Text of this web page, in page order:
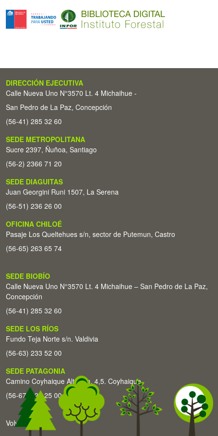
DIRECCIÓN EJECUTIVA
Calle Nueva Uno N°3570 Lt. 4 Michaihue -
San Pedro de La Paz, Concepción
(56-41) 285 32 60
SEDE METROPOLITANA
Sucre 2397, Ñuñoa, Santiago
(56-2) 2366 71 20
SEDE DIAGUITAS
Juan Georgini Runi 1507, La Serena
(56-51) 236 26 00
OFICINA CHILOÉ
Pasaje Los Queltehues s/n, sector de Putemun, Castro
(56-65) 263 65 74
SEDE BIOBÍO
Calle Nueva Uno N°3570 Lt. 4 Michaihue – San Pedro de La Paz,
Concepción
(56-41) 285 32 60
SEDE LOS RÍOS
Fundo Teja Norte s/n. Valdivia
(56-63) 233 52 00
SEDE PATAGONIA
Camino Coyhaique Alto Km. 4,5. Coyhaique
(56-67) 226 25 00
Volver arriba